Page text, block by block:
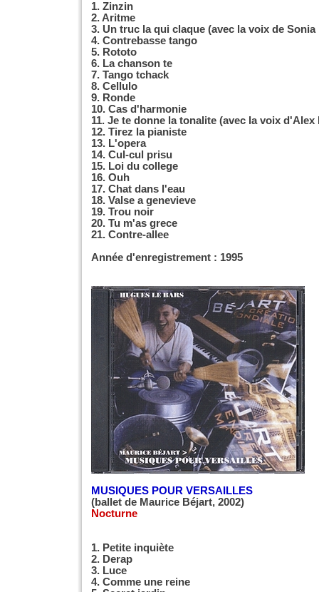
1. Zinzin
2. Aritme
3. Un truc la qui claque (avec la voix de Sonia
4. Contrebasse tango
5. Rototo
6. La chanson te
7. Tango tchack
8. Cellulo
9. Ronde
10. Cas d'harmonie
11. Je te donne la tonalite (avec la voix d'Alex
12. Tirez la pianiste
13. L'opera
14. Cul-cul prisu
15. Loi du college
16. Ouh
17. Chat dans l'eau
18. Valse a genevieve
19. Trou noir
20. Tu m'as grece
21. Contre-allee
Année d'enregistrement : 1995
MUSIQUES POUR VERSAILLES
(ballet de Maurice Béjart, 2002)
Nocturne
1. Petite inquiète
2. Derap
3. Luce
4. Comme une reine